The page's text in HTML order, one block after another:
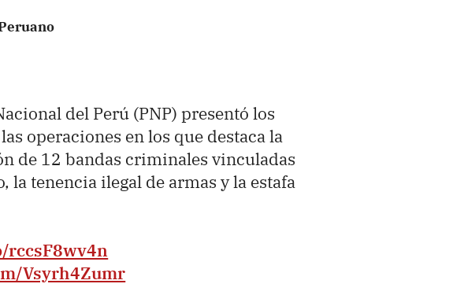
del Perú (PNP) presentó los
operaciones en los que destaca la
de 12 bandas criminales vinculadas
la tenencia ilegal de armas y la estafa
rccsF8wv4n
Vsyrh4Zumr